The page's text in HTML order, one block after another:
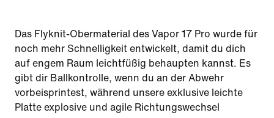
Das Flyknit-Obermaterial des Vapor 17 Pro wurde für
noch mehr Schnelligkeit entwickelt, damit du dich
auf engem Raum leichtfüßig behaupten kannst. Es
gibt dir Ballkontrolle, wenn du an der Abwehr
vorbeisprintest, während unsere exklusive leichte
Platte explosive und agile Richtungswechsel